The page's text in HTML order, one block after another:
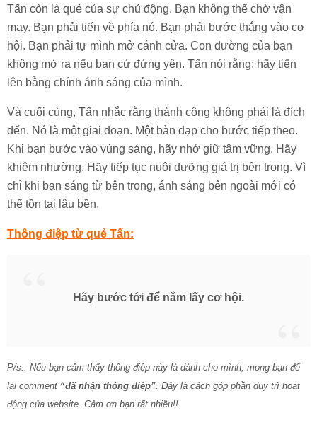
Tấn còn là quẻ của sự chủ động. Bạn không thể chờ vận
may. Bạn phải tiến về phía nó. Bạn phải bước thẳng vào cơ
hội. Bạn phải tự mình mở cánh cửa. Con đường của bạn
không mở ra nếu bạn cứ đứng yên. Tấn nói rằng: hãy tiến
lên bằng chính ánh sáng của mình.
Và cuối cùng, Tấn nhắc rằng thành công không phải là đích
đến. Nó là một giai đoạn. Một bàn đạp cho bước tiếp theo.
Khi bạn bước vào vùng sáng, hãy nhớ giữ tâm vững. Hãy
khiêm nhường. Hãy tiếp tục nuôi dưỡng giá trị bên trong. Vì
chỉ khi bạn sáng từ bên trong, ánh sáng bên ngoài mới có
thể tồn tại lâu bền.
Thông điệp từ quẻ Tấn:
Hãy bước tới để nắm lấy cơ hội.
P/s:: Nếu bạn cảm thấy thông điệp này là dành cho mình, mong bạn để
lại comment “đã nhận thông điệp”. Đây là cách góp phần duy trì hoạt
động của website. Cảm ơn bạn rất nhiều!!